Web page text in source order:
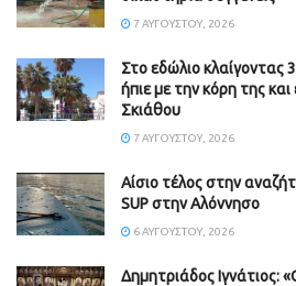
7 ΑΥΓΟΎΣΤΟΥ, 2026
Στο εδώλιο κλαίγοντας
ήπιε με την κόρη της
Σκιάθου
7 ΑΥΓΟΎΣΤΟΥ, 2026
Αίσιο τέλος στην
SUP στην Αλόννησο
6 ΑΥΓΟΎΣΤΟΥ, 2026
Δημητριάδος Ιγνάτιος: